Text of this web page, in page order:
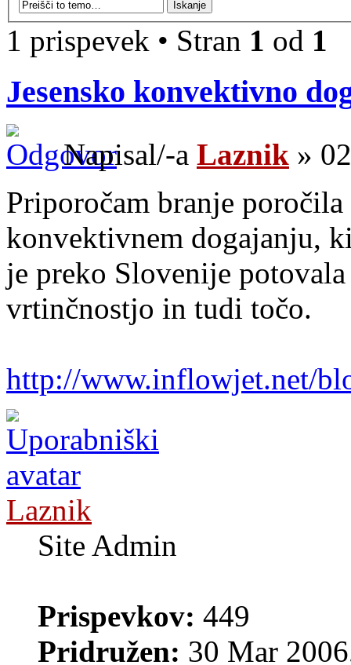
1 prispevek • Stran 1 od 1
Jesensko konvektivno
Napisal/-a Laznik »
Priporočam branje
konvektivnem dogajanju,
je preko Slovenije
vrtinčnostjo in tudi točo.
http://www.inflowjet.net/
Laznik
Site Admin
Prispevkov: 449
Pridružen: 30 Mar